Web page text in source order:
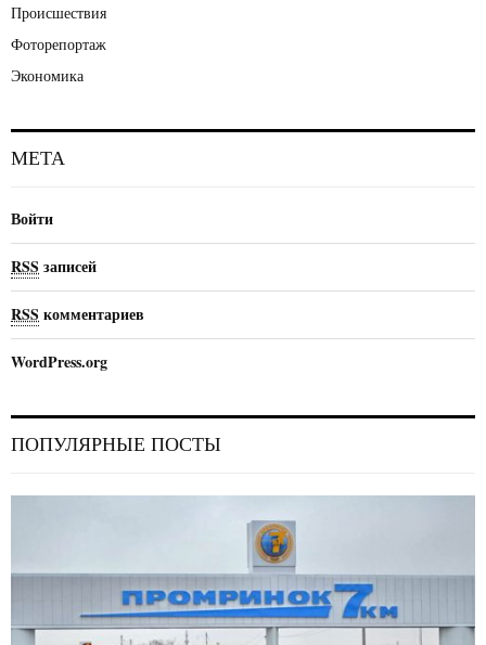
Происшествия
Фоторепортаж
Экономика
МЕТА
Войти
RSS записей
RSS комментариев
WordPress.org
ПОПУЛЯРНЫЕ ПОСТЫ